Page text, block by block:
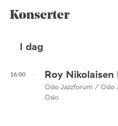
Konserter
I dag
16:00 Roy
Oslo Jazzforum /
Oslo